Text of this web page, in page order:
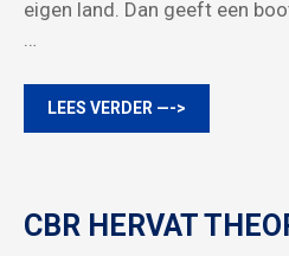
eigen land. Dan geeft een
LEES VERDER —->
CBR HERVAT